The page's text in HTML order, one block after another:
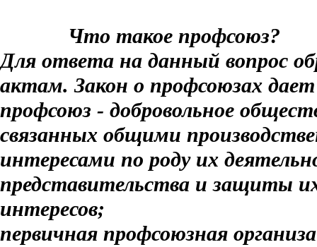
Что такое профсоюз?
Для ответа на данный вопрос
актам. Закон о профсоюзах
профсоюз - добровольное
связанных общими
интересами по роду их
представительства и защиты
интересов;
первичная профсоюзная